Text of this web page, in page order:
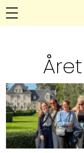
Relationer
Handarbete
Anna María
Hem
Om Anna María
Kategorier